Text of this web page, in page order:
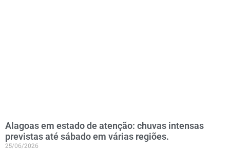
Alagoas em estado de atenção: chuvas intensas
previstas até sábado em várias regiões.
25/06/2026